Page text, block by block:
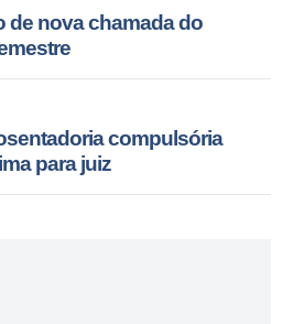
de nova chamada do
compulsória
para juiz